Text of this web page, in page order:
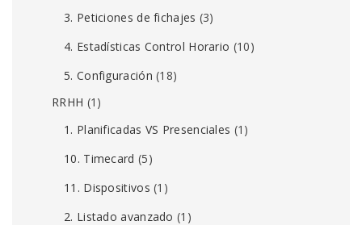
3. Peticiones de fichajes (3)
4. Estadísticas Control Horario (10)
5. Configuración (18)
RRHH (1)
1. Planificadas VS Presenciales (1)
10. Timecard (5)
11. Dispositivos (1)
2. Listado avanzado (1)